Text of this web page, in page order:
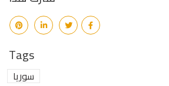
Tags
سوريا